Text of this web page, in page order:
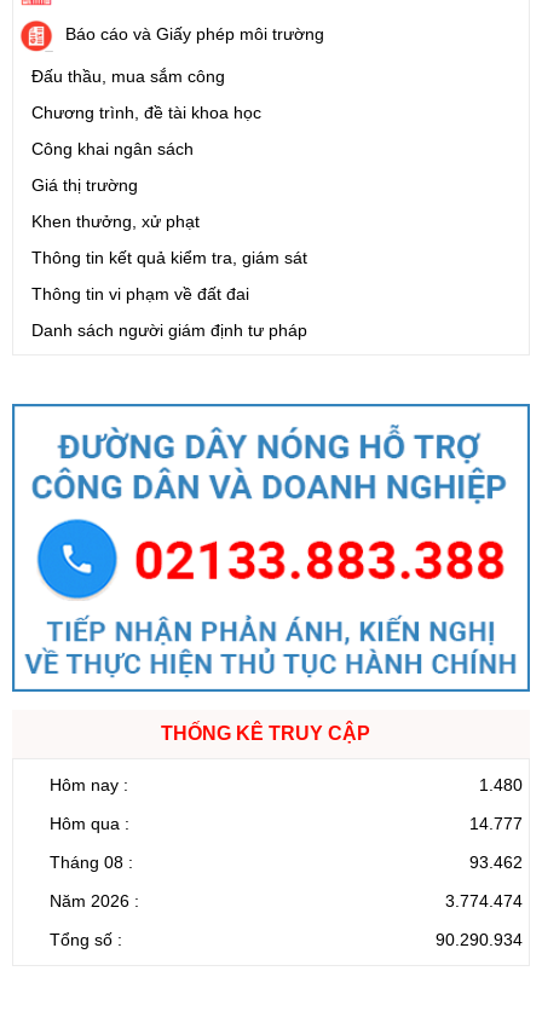
Báo cáo và Giấy phép môi trường
Đấu thầu, mua sắm công
Chương trình, đề tài khoa học
Công khai ngân sách
Giá thị trường
Khen thưởng, xử phạt
Thông tin kết quả kiểm tra, giám sát
Thông tin vi phạm về đất đai
Danh sách người giám định tư pháp
THỐNG KÊ TRUY CẬP
Hôm nay :
1.480
Hôm qua :
14.777
Tháng 08 :
93.462
Năm 2026 :
3.774.474
Tổng số :
90.290.934